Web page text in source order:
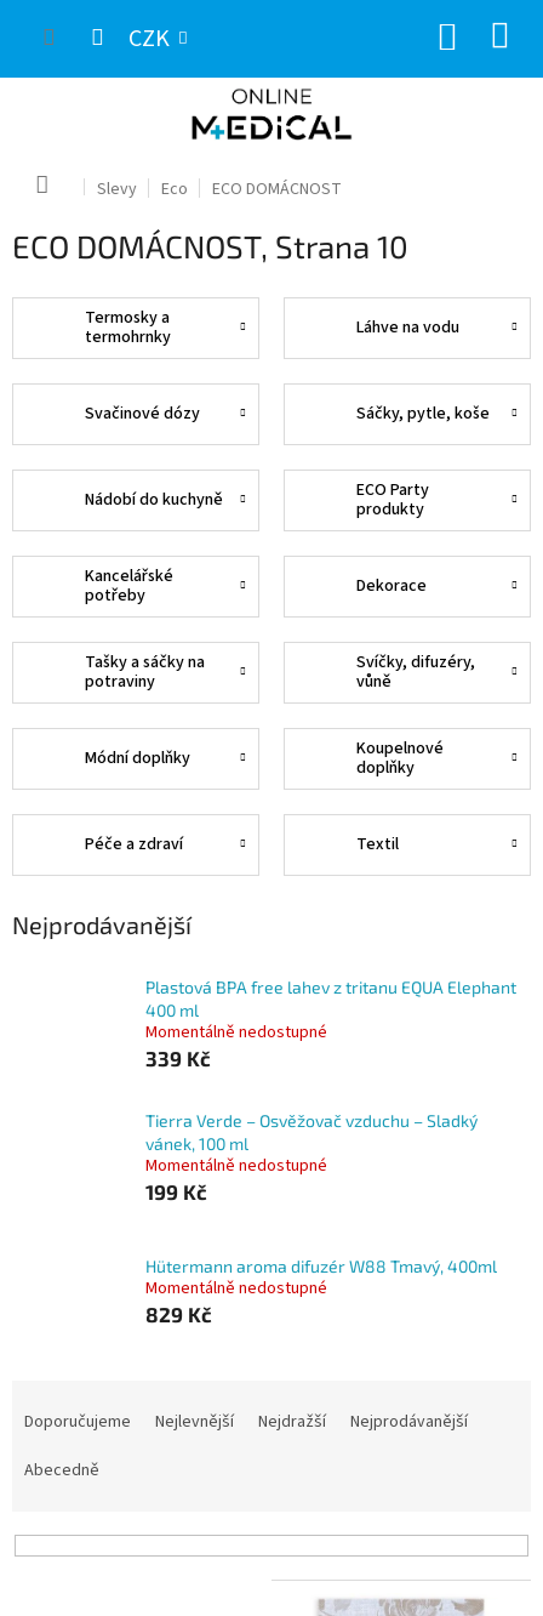
CZK
Domů Slevy Eco ECO DOMÁCNOST
ECO DOMÁCNOST, Strana 10
Termosky a
termohrnky
Láhve na vodu
Svačinové dózy Sáčky, pytle, koše
Nádobí do kuchyně
ECO Party
produkty
Kancelářské
potřeby
Dekorace
Tašky a sáčky na
potraviny
Svíčky, difuzéry,
vůně
Módní doplňky
Koupelnové
doplňky
Péče a zdraví Textil
Nejprodávanější
Plastová BPA free lahev z tritanu EQUA Elephant
400 ml
Momentálně nedostupné
339 Kč
Tierra Verde – Osvěžovač vzduchu – Sladký
vánek, 100 ml
Momentálně nedostupné
199 Kč
Hütermann aroma difuzér W88 Tmavý, 400ml
Momentálně nedostupné
829 Kč
p
Doporučujeme Nejlevnější Nejdražší
Nejprodávanější
Abecedně